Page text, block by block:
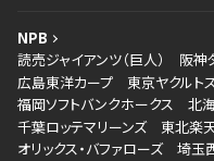
NPB
読売ジャイアンツ（巨人）
阪神
広島東洋カープ
東京ヤクルト
福岡ソフトバンクホークス
北
千葉ロッテマリーンズ
東北楽
オリックス・バファローズ
埼玉